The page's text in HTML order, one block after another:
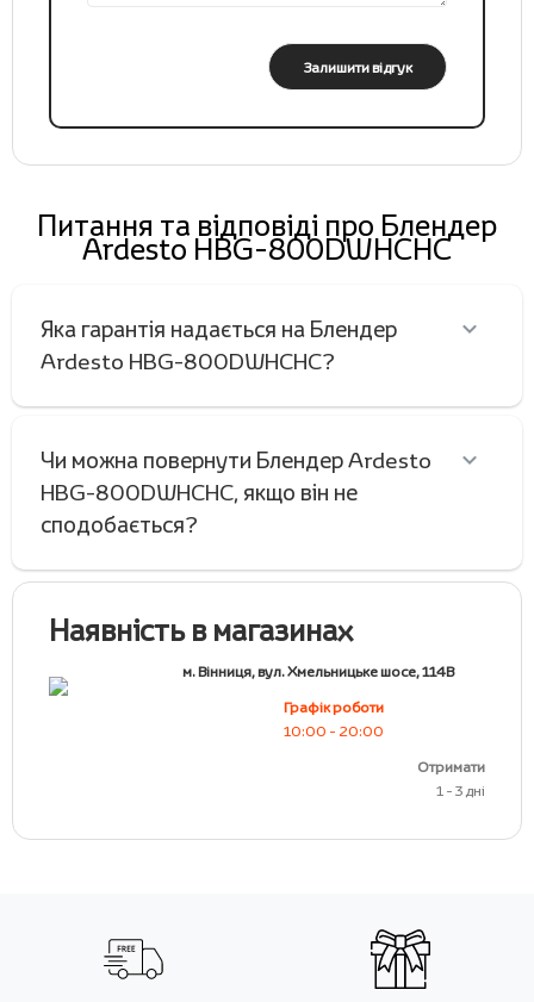
Залишити відгук
Питання та відповіді про Блендер
Ardesto HBG-800DWHCHC
Яка гарантія надається на Блендер
Ardesto HBG-800DWHCHC?
Чи можна повернути Блендер Ardesto
HBG-800DWHCHC, якщо він не
сподобається?
Наявність в магазинах
м. Вінниця, вул. Хмельницьке шосе, 114В
Графік роботи
10:00 - 20:00
Отримати
1 - 3 дні